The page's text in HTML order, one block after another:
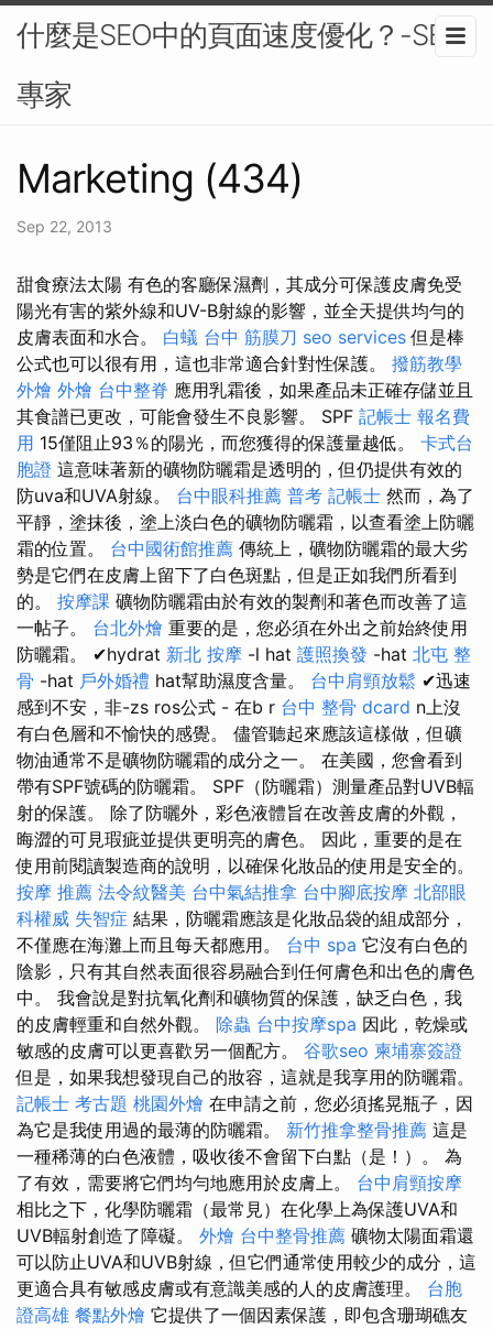
什麼是SEO中的頁面速度優化？-SEO
專家
Marketing (434)
Sep 22, 2013
甜食療法太陽 有色的客廳保濕劑，其成分可保護皮膚免受
陽光有害的紫外線和UV-B射線的影響，並全天提供均勻的
皮膚表面和水合。 白蟻 台中 筋膜刀 seo services 但是棒
公式也可以很有用，這也非常適合針對性保護。 撥筋教學
外燴 外燴 台中整脊 應用乳霜後，如果產品未正確存儲並且
其食譜已更改，可能會發生不良影響。 SPF 記帳士 報名費
用 15僅阻止93％的陽光，而您獲得的保護量越低。 卡式台
胞證 這意味著新的礦物防曬霜是透明的，但仍提供有效的
防uva和UVA射線。 台中眼科推薦 普考 記帳士 然而，為了
平靜，塗抹後，塗上淡白色的礦物防曬霜，以查看塗上防曬
霜的位置。 台中國術館推薦 傳統上，礦物防曬霜的最大劣
勢是它們在皮膚上留下了白色斑點，但是正如我們所看到
的。 按摩課 礦物防曬霜由於有效的製劑和著色而改善了這
一帖子。 台北外燴 重要的是，您必須在外出之前始終使用
防曬霜。 ✔hydrat 新北 按摩 -l hat 護照換發 -hat 北屯 整
骨 -hat 戶外婚禮 hat幫助濕度含量。 台中肩頸放鬆 ✔迅速
感到不安，非-zs ros公式 - 在b r 台中 整骨 dcard n上沒
有白色層和不愉快的感覺。 儘管聽起來應該這樣做，但礦
物油通常不是礦物防曬霜的成分之一。 在美國，您會看到
帶有SPF號碼的防曬霜。 SPF（防曬霜）測量產品對UVB輻
射的保護。 除了防曬外，彩色液體旨在改善皮膚的外觀，
晦澀的可見瑕疵並提供更明亮的膚色。 因此，重要的是在
使用前閱讀製造商的說明，以確保化妝品的使用是安全的。
按摩 推薦 法令紋醫美 台中氣結推拿 台中腳底按摩 北部眼
科權威 失智症 結果，防曬霜應該是化妝品袋的組成部分，
不僅應在海灘上而且每天都應用。 台中 spa 它沒有白色的
陰影，只有其自然表面很容易融合到任何膚色和出色的膚色
中。 我會說是對抗氧化劑和礦物質的保護，缺乏白色，我
的皮膚輕重和自然外觀。 除蟲 台中按摩spa 因此，乾燥或
敏感的皮膚可以更喜歡另一個配方。 谷歌seo 柬埔寨簽證
但是，如果我想發現自己的妝容，這就是我享用的防曬霜。
記帳士 考古題 桃園外燴 在申請之前，您必須搖晃瓶子，因
為它是我使用過的最薄的防曬霜。 新竹推拿整骨推薦 這是
一種稀薄的白色液體，吸收後不會留下白點（是！）。 為
了有效，需要將它們均勻地應用於皮膚上。 台中肩頸按摩
相比之下，化學防曬霜（最常見）在化學上為保護UVA和
UVB輻射創造了障礙。 外燴 台中整骨推薦 礦物太陽面霜還
可以防止UVA和UVB射線，但它們通常使用較少的成分，這
更適合具有敏感皮膚或有意識美感的人的皮膚護理。 台胞
證高雄 餐點外燴 它提供了一個因素保護，即包含珊瑚礁友